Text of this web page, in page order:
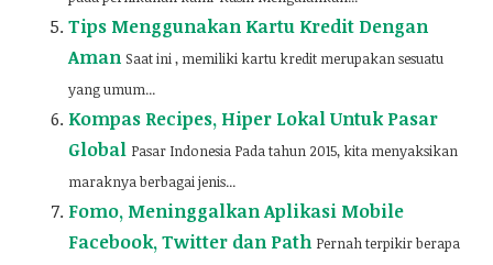
Tips Menggunakan Kartu Kredit Dengan
Aman Saat ini , memiliki kartu kredit merupakan sesuatu
yang umum...
Kompas Recipes, Hiper Lokal Untuk Pasar
Global Pasar Indonesia Pada tahun 2015, kita menyaksikan
maraknya berbagai jenis...
Fomo, Meninggalkan Aplikasi Mobile
Facebook, Twitter dan Path Pernah terpikir berapa